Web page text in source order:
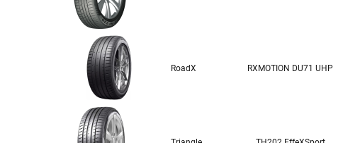
RoadX RXMOTION DU71 UHP